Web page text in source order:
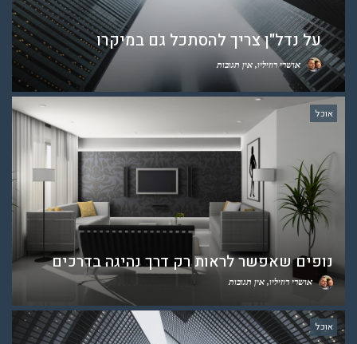
על נדל"ן צריך להסתכל גם במיקרו
אושרי רוזיליו אין תגובות
אוכל
נופים שאפשר לראות רק דרך נהיגה בדרכים
אושרי רוזיליו אין תגובות
אוכל